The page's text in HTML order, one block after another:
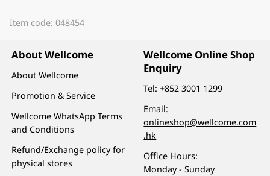
Item code: 048454
About Wellcome
About Wellcome
Promotion & Service
Wellcome WhatsApp Terms
and Conditions
Refund/Exchange policy for
physical stores
Wellcome Online Shop
Enquiry
Tel:+852 3001 1299
Email:
onlineshop@wellcome.com
.hk
Office Hours:
Monday - Sunday